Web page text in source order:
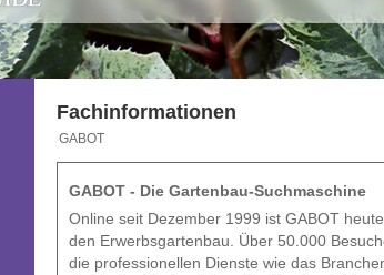
Fachinformationen
GABOT
GABOT - Die Gartenbau-Suchmaschine
Online seit Dezember 1999 ist GABOT
den Erwerbsgartenbau. Über 50.000
die professionellen Dienste wie das